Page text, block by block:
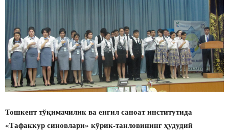
Тошкент тўқимачилик ва енгил саноат институтида
«Тафаккур синовлари» кўрик-танловининг ҳудудий